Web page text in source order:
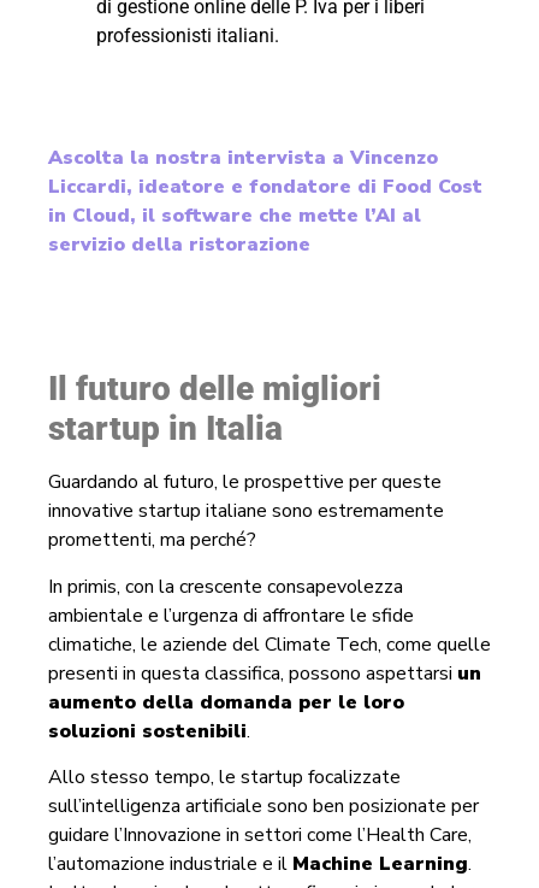
di gestione online delle P. Iva per i liberi
professionisti italiani.
Ascolta la nostra intervista a Vincenzo
Liccardi, ideatore e fondatore di Food Cost
in Cloud, il software che mette l’AI al
servizio della ristorazione
Il futuro delle migliori
startup in Italia
Guardando al futuro, le prospettive per queste
innovative startup italiane sono estremamente
promettenti, ma perché?
In primis, con la crescente consapevolezza
ambientale e l’urgenza di affrontare le sfide
climatiche, le aziende del Climate Tech, come quelle
presenti in questa classifica, possono aspettarsi un
aumento della domanda per le loro
soluzioni sostenibili.
Allo stesso tempo, le startup focalizzate
sull’intelligenza artificiale sono ben posizionate per
guidare l’Innovazione in settori come l’Health Care,
l’automazione industriale e il Machine Learning.